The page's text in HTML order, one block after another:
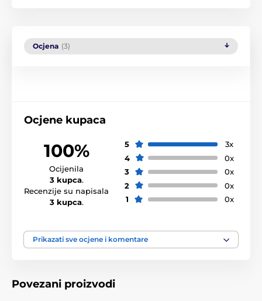
Ocjena (3)
Ocjene kupaca
100%
Ocijenila
3 kupca.
Recenzije su napisala
3 kupca.
5
3x
4
0x
3
0x
2
0x
1
0x
Prikazati sve ocjene i komentare
Povezani proizvodi